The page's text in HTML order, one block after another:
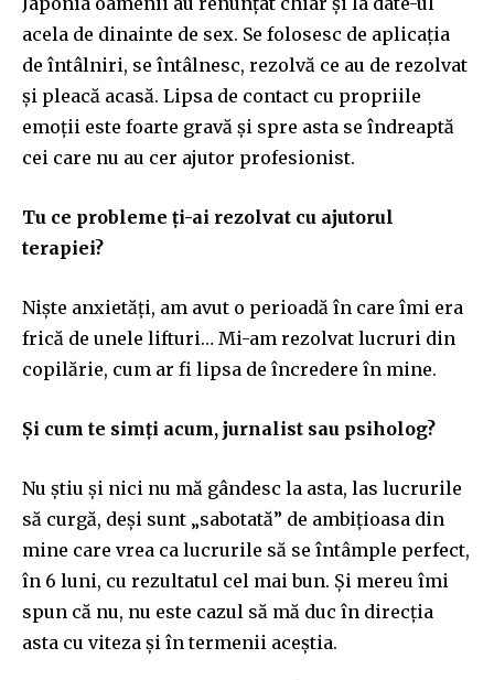
acela de dinainte de sex. Se folosesc de aplicația
de întâlniri, se întâlnesc, rezolvă ce au de rezolvat
și pleacă acasă. Lipsa de contact cu propriile
emoții este foarte gravă și spre asta se îndreaptă
cei care nu au cer ajutor profesionist.
Tu ce probleme ți-ai rezolvat cu ajutorul
terapiei?
Niște anxietăți, am avut o perioadă în care îmi era
frică de unele lifturi… Mi-am rezolvat lucruri din
copilărie, cum ar fi lipsa de încredere în mine.
Și cum te simți acum, jurnalist sau psiholog?
Nu știu și nici nu mă gândesc la asta, las lucrurile
să curgă, deși sunt „sabotată” de ambițioasa din
mine care vrea ca lucrurile să se întâmple perfect,
în 6 luni, cu rezultatul cel mai bun. Și mereu îmi
spun că nu, nu este cazul să mă duc în direcția
asta cu viteza și în termenii aceștia.